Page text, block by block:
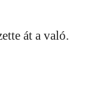
át a való.